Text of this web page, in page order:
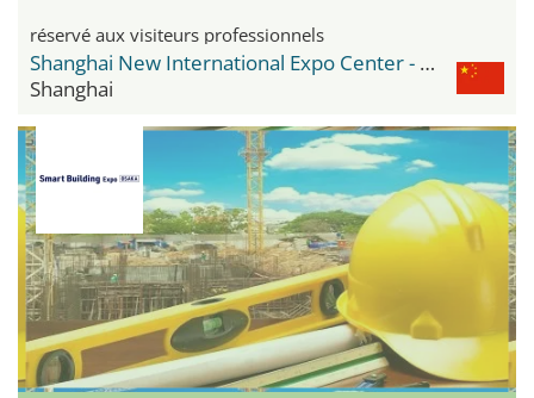
réservé aux visiteurs professionnels
Shanghai New International Expo Center - SNIEC
Shanghai